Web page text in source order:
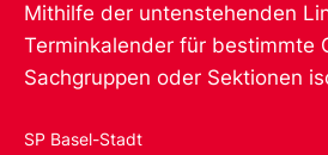
Mithilfe der untenstehenden
Terminkalender für bestimmte
Sachgruppen oder Sektionen
SP Basel-Stadt